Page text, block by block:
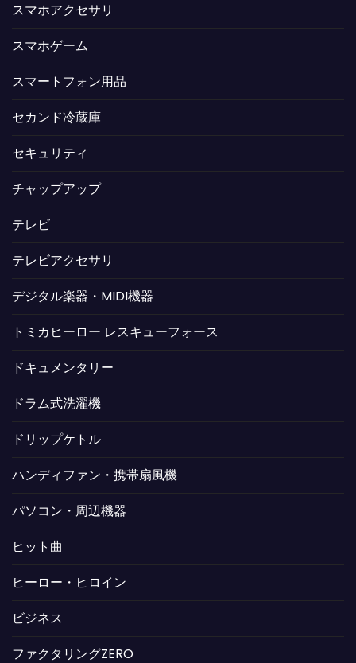
スマホアクセサリ
スマホゲーム
スマートフォン用品
セカンド冷蔵庫
セキュリティ
チャップアップ
テレビ
テレビアクセサリ
デジタル楽器・MIDI機器
トミカヒーロー レスキューフォース
ドキュメンタリー
ドラム式洗濯機
ドリップケトル
ハンディファン・携帯扇風機
パソコン・周辺機器
ヒット曲
ヒーロー・ヒロイン
ビジネス
ファクタリングZERO